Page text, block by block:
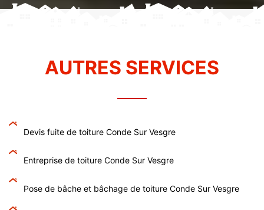
AUTRES SERVICES
Devis fuite de toiture Conde Sur Vesgre
Entreprise de toiture Conde Sur Vesgre
Pose de bâche et bâchage de toiture Conde Sur Vesgre